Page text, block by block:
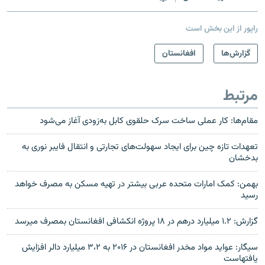
راپور از این بخش است
گزارش‌ها
افغانستان
مرتبط
مقام‌ها: کار عملی ساخت سرک حلقوی کابل به‌زودی آغاز می‌شود
تعهدات تازه چین برای ایجاد سهولت‌های تجارتی و انتقال فایبر نوری به
بدخشان
بهمن: کمک امارات متحده عربی بیشتر در تهیه مسکن به مصرف خواهد
رسید
گزارش: ۱.۲ میلیارد درهم در ۱۸ پروژه انکشافی افغانستان بمصرف میرسد
سیگار: عواید مواد مخدر افغانستان در ۲۰۱۶ به ۳،۲ میلیارد دالر افزایش
یافته‎است